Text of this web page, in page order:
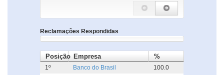
Reclamações Respondidas
Posição Empresa %
1º Banco do Brasil
100.0